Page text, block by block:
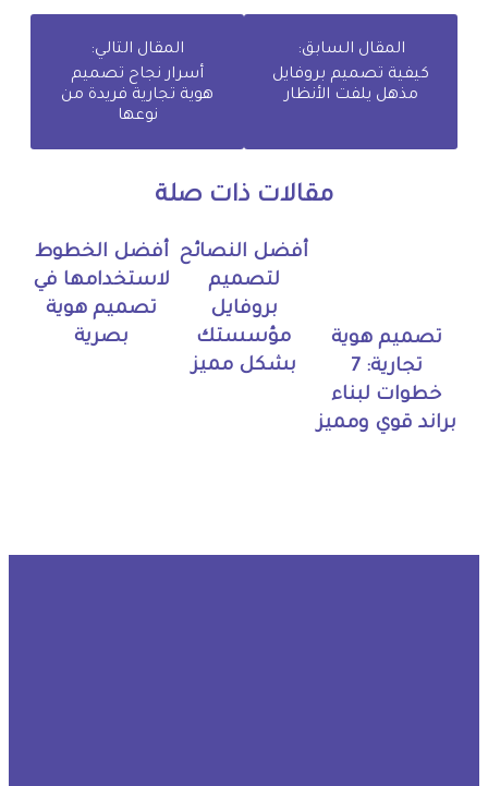
المقال السابق:
كيفية تصميم بروفايل
مذهل يلفت الأنظار
المقال التالي:
أسرار نجاح تصميم
هوية تجارية فريدة من
نوعها
مقالات ذات صلة
تصميم هوية
تجارية: 7
خطوات لبناء
براند قوي ومميز
أفضل النصائح
لتصميم
بروفايل
مؤسستك
بشكل مميز
أفضل الخطوط
لاستخدامها في
تصميم هوية
بصرية